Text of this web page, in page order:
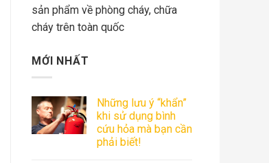
sản phẩm về phòng cháy, chữa
cháy trên toàn quốc
MỚI NHẤT
Những lưu ý “khẩn”
khi sử dụng bình
cứu hỏa mà bạn cần
phải biết!